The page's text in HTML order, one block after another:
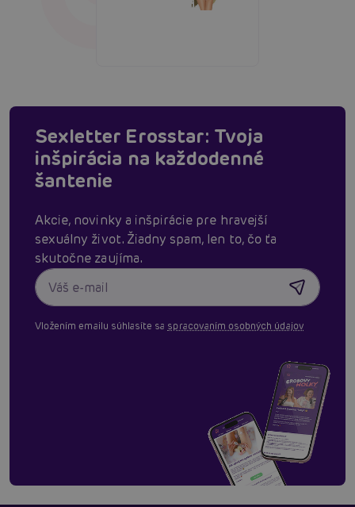
Sexletter Erosstar: Tvoja
inšpirácia na každodenné
šantenie
Akcie, novinky a inšpirácie pre hravejší
sexuálny život. Žiadny spam, len to, čo ťa
skutočne zaujíma.
Vložením emailu súhlasíte sa spracovaním osobných údajov